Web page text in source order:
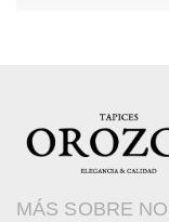
MÁS SOBRE